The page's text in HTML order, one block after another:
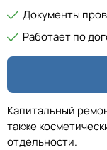
Документы
Работает по
Капитальный
также
отдельности.